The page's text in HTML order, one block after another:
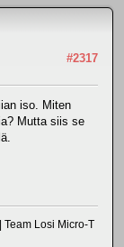
#2317
iso. Miten
Mutta siis se
Losi Micro-T